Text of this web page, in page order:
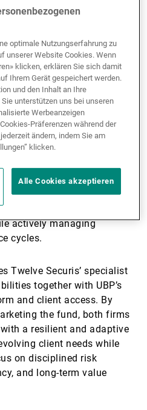
of the strategy. The
shared commitment of both
investment solutions in
environment.
working relationship,
are expanding their
their complementary
fund
The Mosaic ILS Fund
linked securities
across catastrophe bonds
This diversified
capitalise on attractive
actively managing
cycles.
Twelve Securis’ specialist
together with UBP’s
and client access. By
the fund, both firms
a resilient and adaptive
client needs while
on disciplined risk
and long-term value
optimale Nutzungserfahrung zu
unserer Website Cookies. Wenn
klicken, erklären Sie sich damit
Ihrem Gerät gespeichert werden.
und den Inhalt an Ihre
unterstützen uns bei unseren
Werbeanzeigen
Präferenzen während der
ändern, indem Sie am
klicken.
Alle Cookies akzeptieren